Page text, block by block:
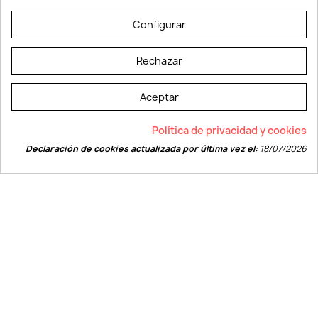
© LEVELPRINT - 2026
La página dispone de código accesible según las normas dictadas por la
W3C
Configurar
Rechazar
Aceptar
Política de privacidad y cookies
Declaración de cookies actualizada por última vez el:18/07/2026